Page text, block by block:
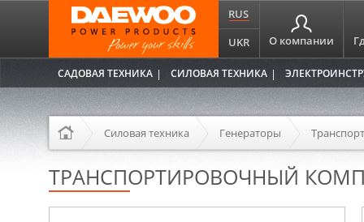
RUS
UKR
О компании
САДОВАЯ ТЕХНИКА СИЛОВАЯ ТЕХНИКА
Силовая техника Генераторы
ТРАНСПОРТИРОВОЧНЫЙ